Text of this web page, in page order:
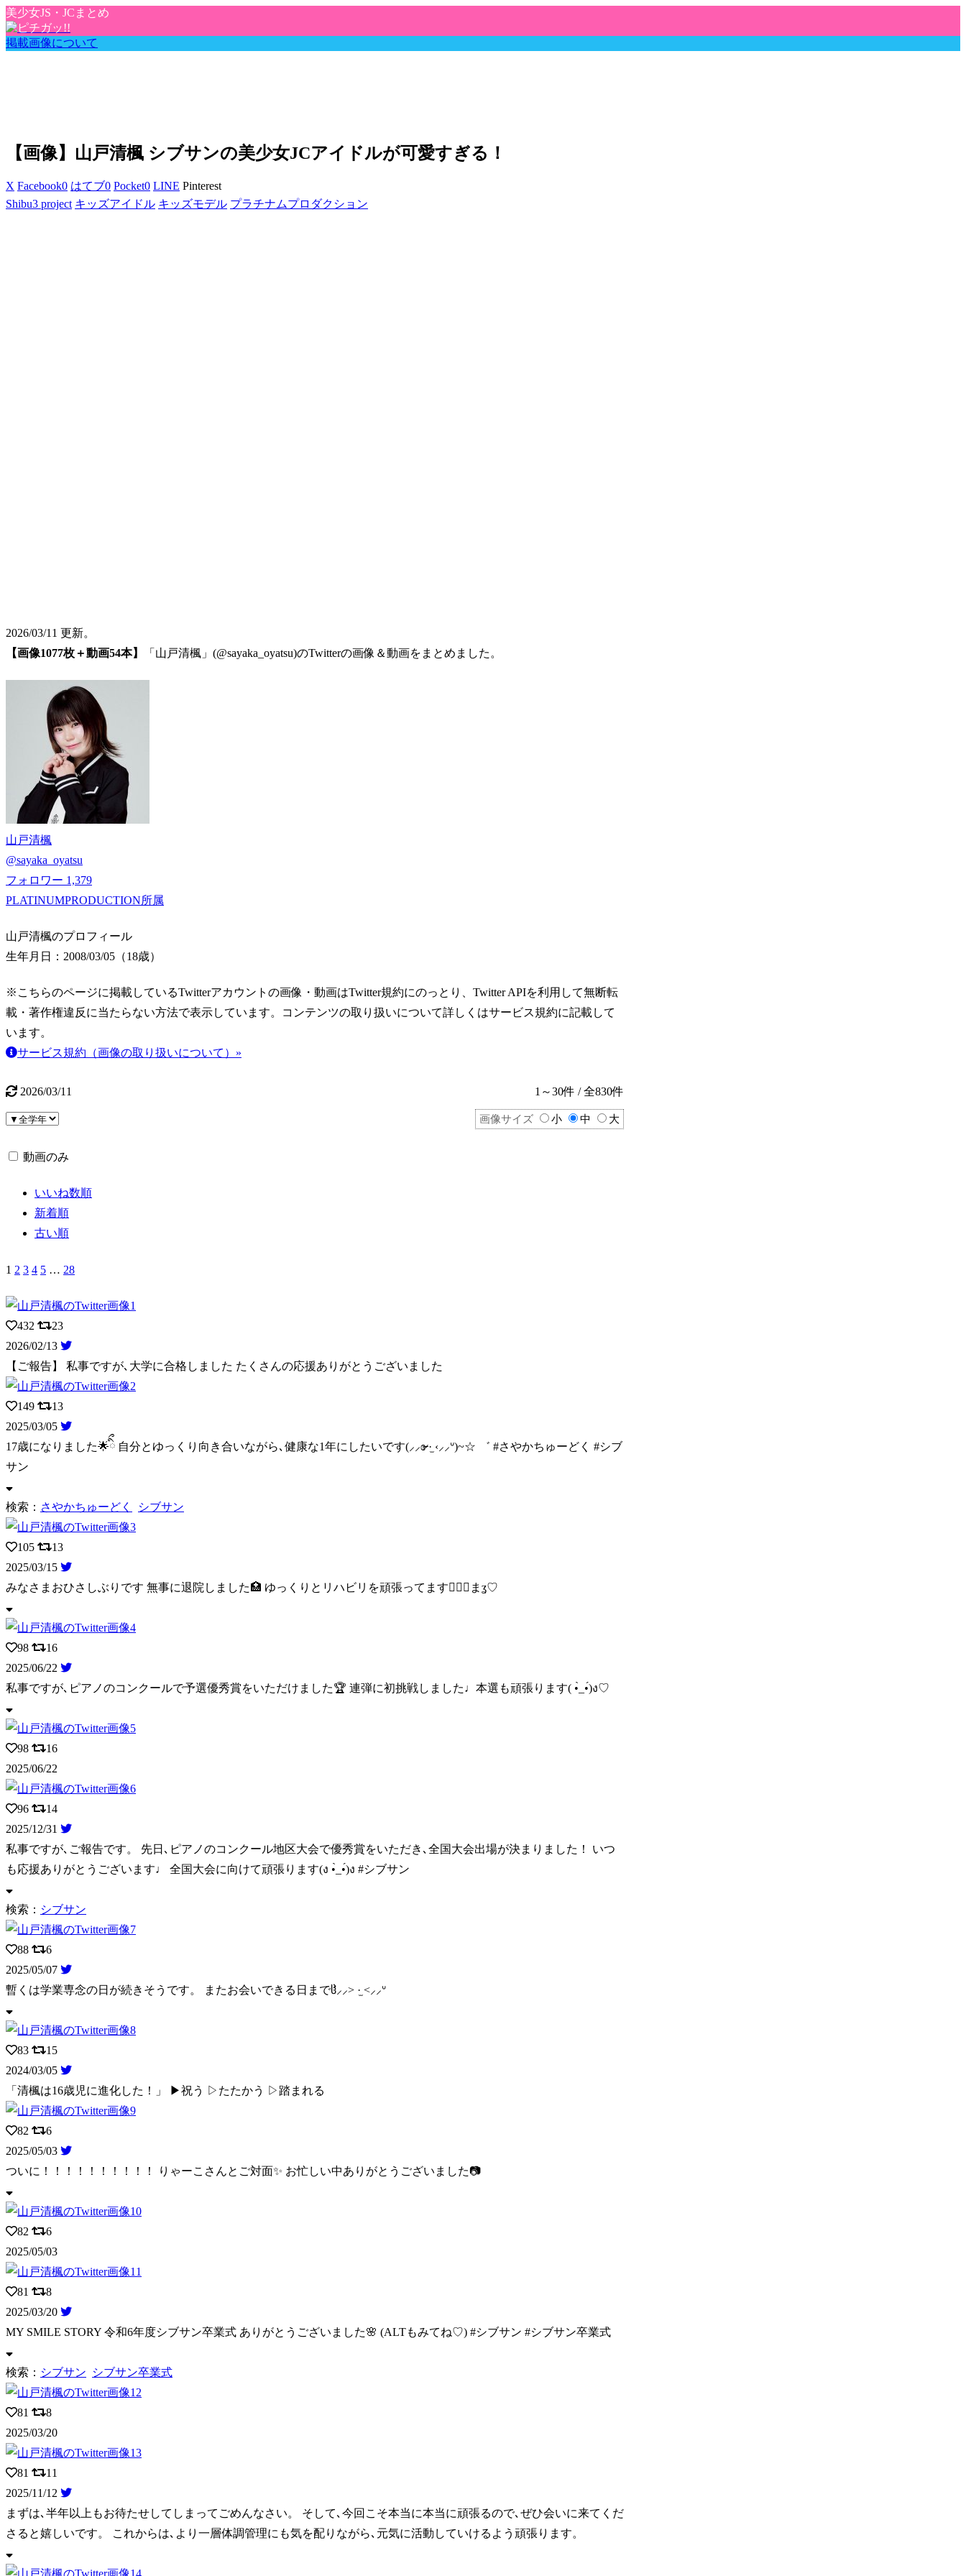
美少女JS・JCまとめ
掲載画像について
【画像】山戸清楓 シブサンの美少女JCアイドルが可愛すぎる！
X Facebook0 はてブ0 Pocket0 LINE Pinterest
Shibu3 project キッズアイドル キッズモデル プラチナムプロダクション
2026/03/11 更新。
【画像1077枚＋動画54本】
「山戸清楓」(@sayaka_oyatsu)のTwitterの画像＆動画をまとめました。
山戸清楓
@sayaka_oyatsu
フォロワー 1,379
PLATINUMPRODUCTION所属
山戸清楓のプロフィール
生年月日：2008/03/05（18歳）
※こちらのページに掲載しているTwitterアカウントの画像・動画はTwitter規約にのっとり、Twitter APIを利用して無断転
載・著作権違反に当たらない方法で表示しています。コンテンツの取り扱いについて詳しくはサービス規約に記載して
います。
サービス規約（画像の取り扱いについて）»
2026/03/11 1～30件 / 全830件
画像サイズ 小 中 大
動画のみ
いいね数順
新着順
古い順
1 2 3 4 5 … 28
432
23
2026/02/13
【ご報告】 私事ですが､大学に合格しました たくさんの応援ありがとうございました
149
13
2025/03/05
17歳になりました︎🌟ིྀ 自分とゆっくり向き合いながら､健康な1年にしたいです(⸝⸝ɞ̴̶̷ ·̫ ‹⸝⸝ᐡ)~☆ ゛ #さやかちゅーどく #シブ
サン
検索： さやかちゅーどく シブサン
105
13
2025/03/15
みなさまおひさしぶりです 無事に退院しました🏥 ゆっくりとリハビリを頑張ってます🙆🏻‍♀️まʓ♡
98
16
2025/06/22
私事ですが､ピアノのコンクールで予選優秀賞をいただけました🏆 連弾に初挑戦しました♩本選も頑張ります( •̀_•́)ง♡
98
16
2025/06/22
96
14
2025/12/31
私事ですが､ご報告です。 先日､ピアノのコンクール地区大会で優秀賞をいただき､全国大会出場が決まりました！ いつ
も応援ありがとうございます♩ 全国大会に向けて頑張ります(ง •̀_•́)ง #シブサン
検索： シブサン
88
6
2025/05/07
暫くは学業専念の日が続きそうです。 またお会いできる日までჱ̒⸝⸝> ·̫ <⸝⸝ᐡ
83
15
2024/03/05
「清楓は16歳児に進化した！」 ▶︎祝う ▷たたかう ▷踏まれる
82
6
2025/05/03
ついに！！！！！！！！！！ りゃーこさんとご対面✨ お忙しい中ありがとうございま した📷
82
6
2025/05/03
81
8
2025/03/20
MY SMILE STORY 令和6年度シブサン卒業式 ありがとうございました🌸 (ALTもみてね♡) #シブサン #シブサン卒業式
検索： シブサン シブサン卒業式
81
8
2025/03/20
81
11
2025/11/12
まずは､半年以上もお待たせしてしまってごめんなさい。 そして､今回こそ本当に本当に頑張るので､ぜひ会いに来てくだ
さると嬉しいです。 これからは､より一層体調管理にも気を配りながら､元気に活動していけるよう頑張ります。